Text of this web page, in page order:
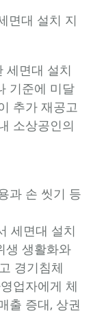
면대 설치 지
세면대 설치
기준에 미달
추가 재공고
소상공인의
과 손 씻기 등
세면대 설치
생 생활화와
경기침체
업자에게 체
출 증대, 상권